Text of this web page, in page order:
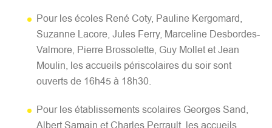
Pour les écoles René Coty, Pauline Kergomard,
Suzanne Lacore, Jules Ferry, Marceline Desbordes-
Valmore, Pierre Brossolette, Guy Mollet et Jean
Moulin, les accueils périscolaires du soir sont
ouverts de 16h45 à 18h30.
Pour les établissements scolaires Georges Sand,
Albert Samain et Charles Perrault, les accueils